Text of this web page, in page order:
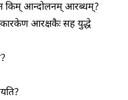
किम् आन्दोलनम् आरब्धम्?
आरक्षकैः सह युद्धे